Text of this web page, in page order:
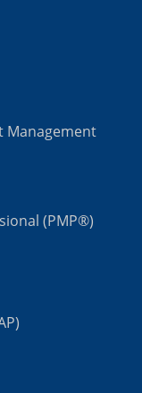
Management
(PMP®)